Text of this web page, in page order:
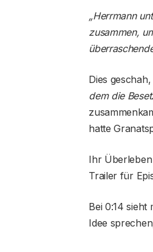
„Herrmann
zusammen,
Dies
dem die
hatte
Ihr
Trailer für
Bei 0:14 sieht
Idee